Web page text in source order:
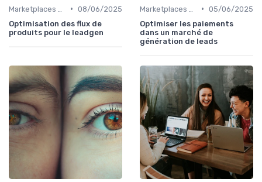
• 08/06/2025
Optimisation des flux de
produits pour le leadgen
• 05/06/2025
Optimiser les paiements
dans un marché de
génération de leads